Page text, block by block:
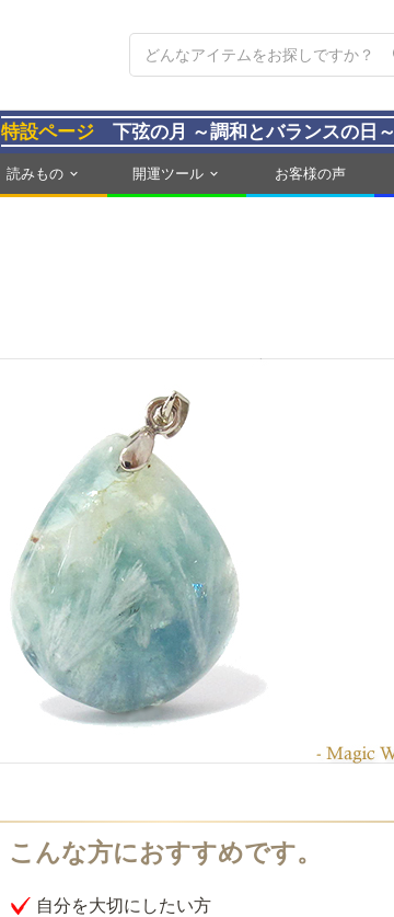
特設ページ 下弦の月 ～調和とバランスの日～
読みもの 開運ツール お客様の声
自分を大切にしたい方